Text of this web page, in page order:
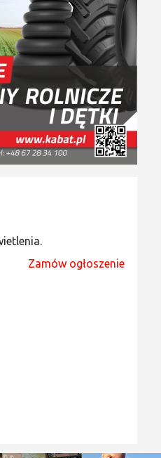
Zamów ogłoszenie